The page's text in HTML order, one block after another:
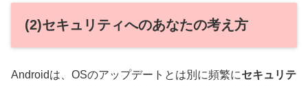
(2)セキュリティへのあなたの考え方
Androidは、OSのアップデートとは別に頻繁にセキュリテ